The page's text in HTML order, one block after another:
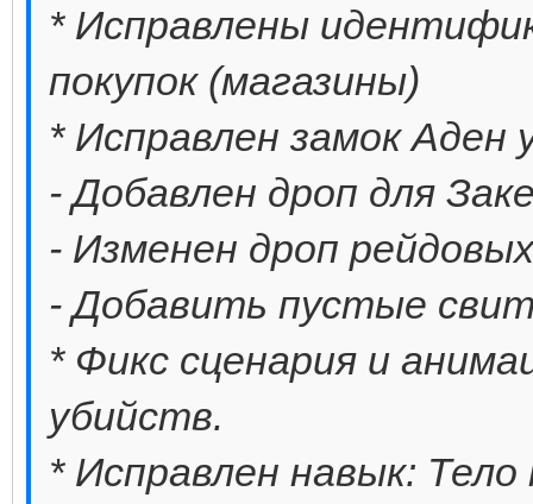
* Исправлены
покупок (магазины)
* Исправлен замок
- Добавлен дроп для
- Изменен дроп
- Добавить пустые
* Фикс сценария и
убийств.
* Исправлен навык: Тело